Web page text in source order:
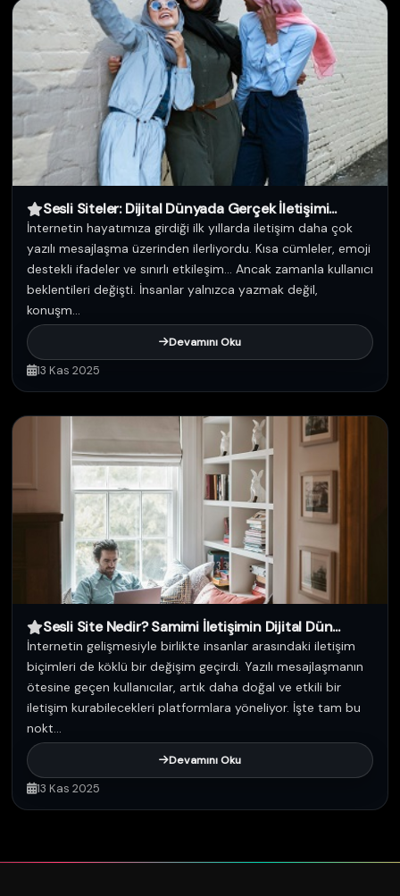
Sesli Siteler: Dijital Dünyada Gerçek İletişimi...
İnternetin hayatımıza girdiği ilk yıllarda iletişim daha çok
yazılı mesajlaşma üzerinden ilerliyordu. Kısa cümleler, emoji
destekli ifadeler ve sınırlı etkileşim… Ancak zamanla kullanıcı
beklentileri değişti. İnsanlar yalnızca yazmak değil,
konuşm...
Devamını Oku
13 Kas 2025
Sesli Site Nedir? Samimi İletişimin Dijital Dün...
İnternetin gelişmesiyle birlikte insanlar arasındaki iletişim
biçimleri de köklü bir değişim geçirdi. Yazılı mesajlaşmanın
ötesine geçen kullanıcılar, artık daha doğal ve etkili bir
iletişim kurabilecekleri platformlara yöneliyor. İşte tam bu
nokt...
Devamını Oku
13 Kas 2025